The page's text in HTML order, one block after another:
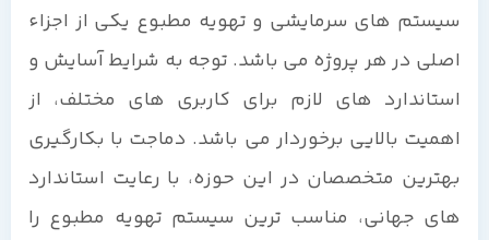
سیستم های سرمایشی و تهویه مطبوع یکی از اجزاء
اصلی در هر پروژه می باشد. توجه به شرایط آسایش و
استاندارد های لازم برای کاربری های مختلف، از
اهمیت بالایی برخوردار می باشد. دماجت با بکارگیری
بهترین متخصصان در این حوزه، با رعایت استاندارد
های جهانی، مناسب ترین سیستم تهویه مطبوع را